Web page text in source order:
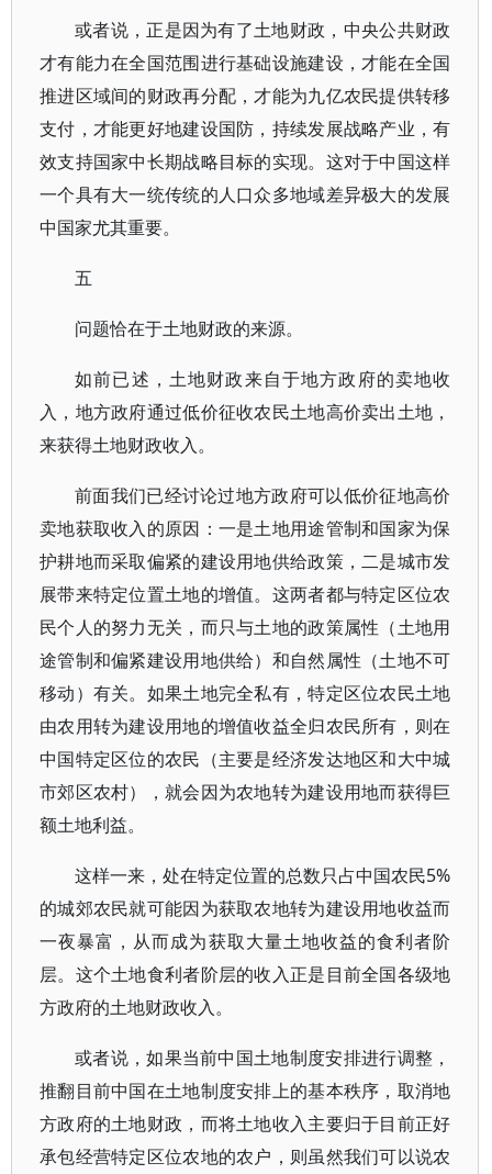
或者说，正是因为有了土地财政，中央公共财政
才有能力在全国范围进行基础设施建设，才能在全国
推进区域间的财政再分配，才能为九亿农民提供转移
支付，才能更好地建设国防，持续发展战略产业，有
效支持国家中长期战略目标的实现。这对于中国这样
一个具有大一统传统的人口众多地域差异极大的发展
中国家尤其重要。
五
问题恰在于土地财政的来源。
如前已述，土地财政来自于地方政府的卖地收
入，地方政府通过低价征收农民土地高价卖出土地，
来获得土地财政收入。
前面我们已经讨论过地方政府可以低价征地高价
卖地获取收入的原因：一是土地用途管制和国家为保
护耕地而采取偏紧的建设用地供给政策，二是城市发
展带来特定位置土地的增值。这两者都与特定区位农
民个人的努力无关，而只与土地的政策属性（土地用
途管制和偏紧建设用地供给）和自然属性（土地不可
移动）有关。如果土地完全私有，特定区位农民土地
由农用转为建设用地的增值收益全归农民所有，则在
中国特定区位的农民（主要是经济发达地区和大中城
市郊区农村），就会因为农地转为建设用地而获得巨
额土地利益。
这样一来，处在特定位置的总数只占中国农民5%
的城郊农民就可能因为获取农地转为建设用地收益而
一夜暴富，从而成为获取大量土地收益的食利者阶
层。这个土地食利者阶层的收入正是目前全国各级地
方政府的土地财政收入。
或者说，如果当前中国土地制度安排进行调整，
推翻目前中国在土地制度安排上的基本秩序，取消地
方政府的土地财政，而将土地收入主要归于目前正好
承包经营特定区位农地的农户，则虽然我们可以说农